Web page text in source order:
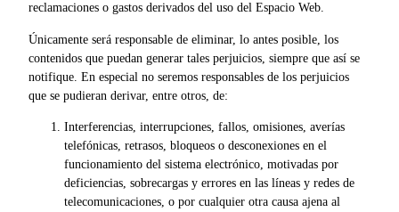
reclamaciones o gastos derivados del uso del Espacio Web.
Únicamente será responsable de eliminar, lo antes posible, los
contenidos que puedan generar tales perjuicios, siempre que así se
notifique. En especial no seremos responsables de los perjuicios
que se pudieran derivar, entre otros, de:
Interferencias, interrupciones, fallos, omisiones, averías
telefónicas, retrasos, bloqueos o desconexiones en el
funcionamiento del sistema electrónico, motivadas por
deficiencias, sobrecargas y errores en las líneas y redes de
telecomunicaciones, o por cualquier otra causa ajena al